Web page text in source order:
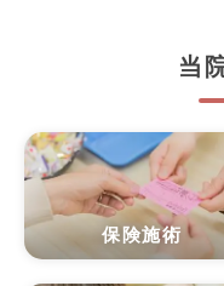
当
保険施術